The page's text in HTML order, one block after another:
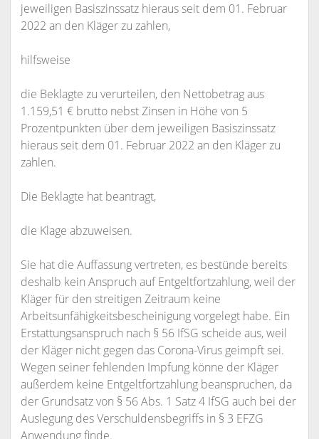
jeweiligen Basiszinssatz hieraus seit dem 01. Februar
2022 an den Kläger zu zahlen,
hilfsweise
die Beklagte zu verurteilen, den Nettobetrag aus
1.159,51 € brutto nebst Zinsen in Höhe von 5
Prozentpunkten über dem jeweiligen Basiszinssatz
hieraus seit dem 01. Februar 2022 an den Kläger zu
zahlen.
Die Beklagte hat beantragt,
die Klage abzuweisen.
Sie hat die Auffassung vertreten, es bestünde bereits
deshalb kein Anspruch auf Entgeltfortzahlung, weil der
Kläger für den streitigen Zeitraum keine
Arbeitsunfähigkeitsbescheinigung vorgelegt habe. Ein
Erstattungsanspruch nach § 56 IfSG scheide aus, weil
der Kläger nicht gegen das Corona-Virus geimpft sei.
Wegen seiner fehlenden Impfung könne der Kläger
außerdem keine Entgeltfortzahlung beanspruchen, da
der Grundsatz von § 56 Abs. 1 Satz 4 IfSG auch bei der
Auslegung des Verschuldensbegriffs in § 3 EFZG
Anwendung finde.